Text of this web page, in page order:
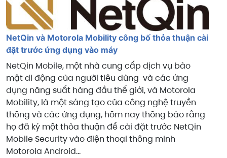
NetQin và Motorola Mobility công bố thỏa thuận cài
đặt trước ứng dụng vào máy
NetQin Mobile, một nhà cung cấp dịch vụ bảo
mật di động của người tiêu dùng và các ứng
dụng năng suất hàng đầu thế giới, và Motorola
Mobility, là một sáng tạo của công nghệ truyền
thông và các ứng dụng, hôm nay thông báo rằng
họ đã ký một thỏa thuận để cài đặt trước NetQin
Mobile Security vào điện thoại thông minh
Motorola Android...